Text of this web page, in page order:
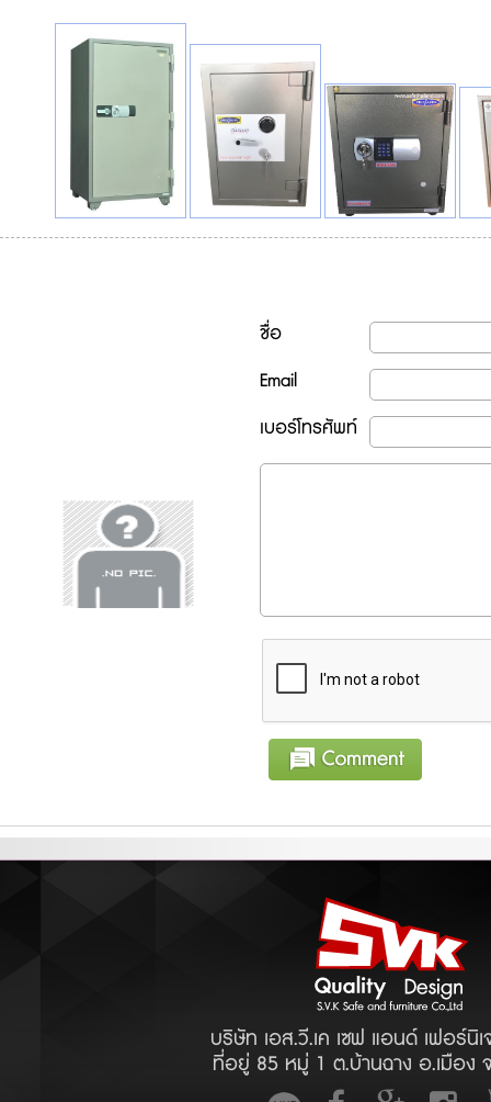
ชื่อ
Email
เบอร์โทรศัพท์
บริษัท เอส.วี.เค เซฟ แอนด์ เฟอร์นิ
ที่อยู่ 85 หมู่ 1 ต.บ้านฉาง อ.เมือง